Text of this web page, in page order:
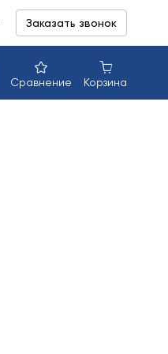
Заказать звонок
Сравнение Корзина